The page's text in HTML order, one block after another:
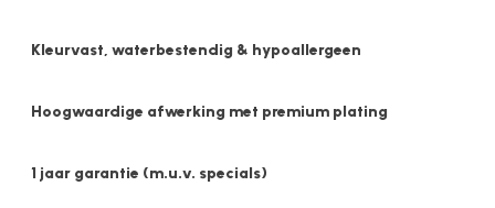
Kleurvast, waterbestendig & hypoallergeen
Hoogwaardige afwerking met premium plating
1 jaar garantie (m.u.v. specials)